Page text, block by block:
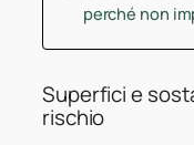
perché non
Superfici e
rischio